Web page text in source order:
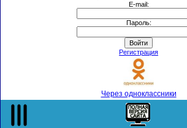
E-mail:
Пароль:
Регистрация
Через одноклассники